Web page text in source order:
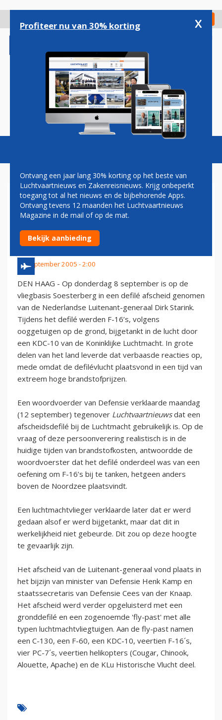
gaan
Check in
Magazine Podcasts Vacatures
'KOSTENVERSLINDEND
AFSCHEID
LUCHTMACHTGENERAAL'
12 september 2005 - 2:00
DEN HAAG - Op donderdag 8 september is op de
vliegbasis Soesterberg in een defilé afscheid genomen
van de Nederlandse Luitenant-generaal Dirk Starink.
Tijdens het defilé werden F-16’s, volgens
ooggetuigen op de grond, bijgetankt in de lucht door
een KDC-10 van de Koninklijke Luchtmacht. In grote
delen van het land leverde dat verbaasde reacties op,
mede omdat de defilévlucht plaatsvond in een tijd van
extreem hoge brandstofprijzen.
Een woordvoerder van Defensie verklaarde maandag
(12 september) tegenover Luchtvaartnieuwsdat een
afscheidsdefilé bij de Luchtmacht gebruikelijk is. Op de
vraag of deze persoonverering realistisch is in de
huidige tijden van brandstofkosten, antwoordde de
woordvoerster dat het defilé onderdeel was van een
oefening om F-16’s bij te tanken, hetgeen anders
boven de Noordzee plaatsvindt.
Een luchtmachtvlieger verklaarde later dat er werd
gedaan alsof er werd bijgetankt, maar dat dit in
werkelijkheid niet gebeurde. Dit zou op deze hoogte
te gevaarlijk zijn.
Het afscheid van de Luitenant-generaal vond plaats in
het bijzijn van minister van Defensie Henk Kamp en
staatssecretaris van Defensie Cees van der Knaap.
Het afscheid werd verder opgeluisterd met een
gronddefilé en een zogenoemde 'fly-past' met alle
typen luchtmachtvliegtuigen. Aan de fly-past namen
een C-130, een F-60, een KDC-10, veertien F-16´s,
vier PC-7´s, veertien helikopters (Cougar, Chinook,
Alouette, Apache) en de KLu Historische Vlucht deel.
Profiteer nu van 30% korting x
Ontvang een jaar lang 30% korting op het beste van
Luchtvaartnieuws en Zakenreisnieuws. Krijg onbeperkt
toegang tot al het nieuws en de bijbehorende Apps.
Ontvang tevens 12 maanden het Luchtvaartnieuws
Magazine in de mail of op de mat.
Bekijk aanbieding